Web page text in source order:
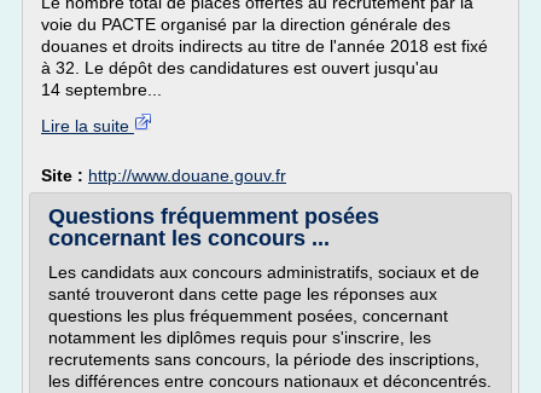
voie du PACTE organisé par la direction générale des
douanes et droits indirects au titre de l'année 2018 est fixé
à 32. Le dépôt des candidatures est ouvert jusqu'au
14 septembre...
Lire la suite
Site : http://www.douane.gouv.fr
Questions fréquemment posées
concernant les concours ...
Les candidats aux concours administratifs, sociaux et de
santé trouveront dans cette page les réponses aux
questions les plus fréquemment posées, concernant
notamment les diplômes requis pour s'inscrire, les
recrutements sans concours, la période des inscriptions,
les différences entre concours nationaux et déconcentrés.